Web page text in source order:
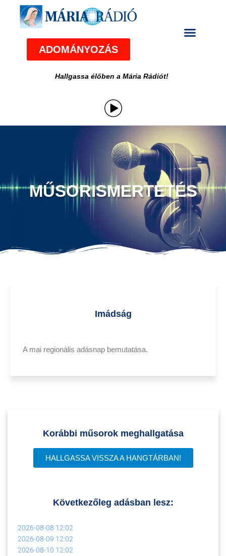
ADOMÁNYOZÁS
Hallgassa élőben a Mária Rádiót!
MŰSORISMERTETÉS
Imádság
A mai regionális adásnap bemutatása.
Korábbi műsorok meghallgatása
HALLGASSA VISSZA A HANGTÁRBAN!
Következőleg adásban lesz:
2026-08-08 12:02
2026-08-09 12:02
2026-08-10 12:02